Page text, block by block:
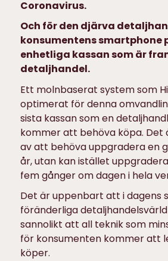
Coronavirus.
Och för den djärva
konsumentens smartphone
enhetliga kassan som är
detaljhandel.
Ett molnbaserat system som
optimerat för denna
sista kassan som en
kommer att behöva köpa. Det
av att behöva uppgradera en
år, utan kan istället
fem gånger om dagen i hela
Det är uppenbart att i dagens
föränderliga
sannolikt att all teknik som
för konsumenten kommer att
köper.